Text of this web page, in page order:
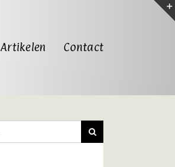
Artikelen Contact